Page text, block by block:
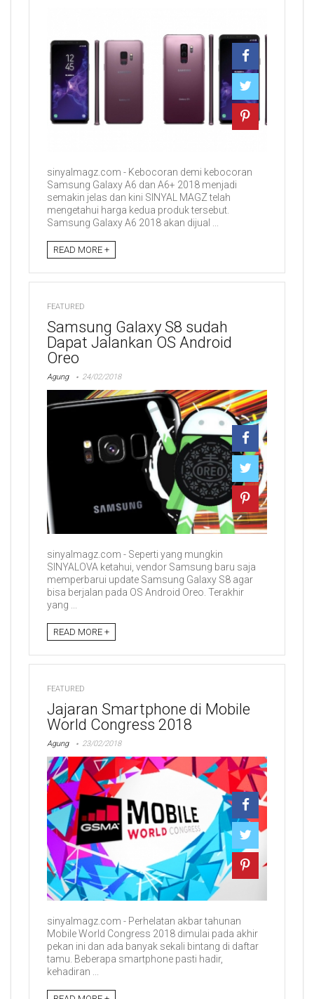
sinyalmagz.com - Kebocoran demi kebocoran
Samsung Galaxy A6 dan A6+ 2018 menjadi
semakin jelas dan kini SINYAL MAGZ telah
mengetahui harga kedua produk tersebut.
Samsung Galaxy A6 2018 akan dijual ...
READ MORE +
FEATURED
Samsung Galaxy S8 sudah
Dapat Jalankan OS Android
Oreo
Agung 24/02/2018
sinyalmagz.com - Seperti yang mungkin
SINYALOVA ketahui, vendor Samsung baru saja
memperbarui update Samsung Galaxy S8 agar
bisa berjalan pada OS Android Oreo. Terakhir
yang ...
READ MORE +
FEATURED
Jajaran Smartphone di Mobile
World Congress 2018
Agung 23/02/2018
sinyalmagz.com - Perhelatan akbar tahunan
Mobile World Congress 2018 dimulai pada akhir
pekan ini dan ada banyak sekali bintang di daftar
tamu. Beberapa smartphone pasti hadir,
kehadiran ...